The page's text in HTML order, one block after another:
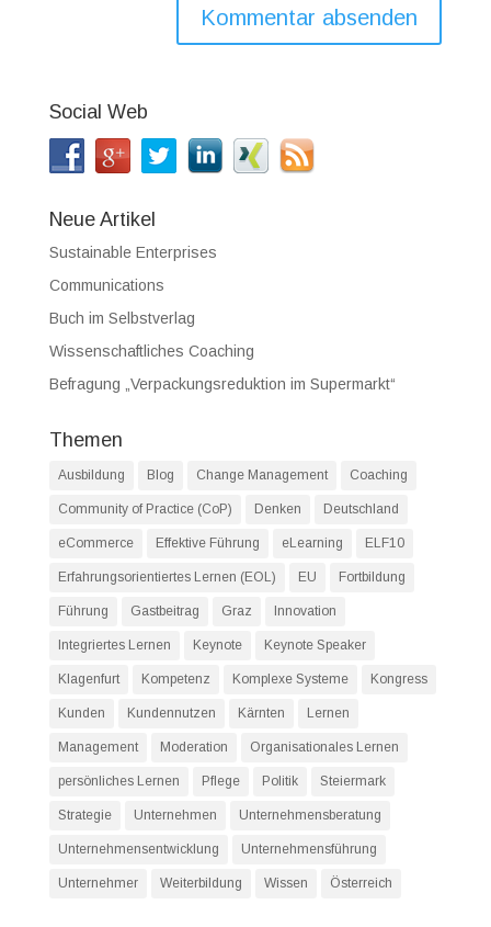
Social Web
Neue Artikel
Sustainable Enterprises
Communications
Buch im Selbstverlag
Wissenschaftliches Coaching
Befragung „Verpackungsreduktion im Supermarkt“
Themen
Ausbildung Blog Change Management Coaching
Community of Practice (CoP) Denken Deutschland
eCommerce Effektive Führung eLearning ELF10
Erfahrungsorientiertes Lernen (EOL) EU Fortbildung
Führung Gastbeitrag Graz Innovation
Integriertes Lernen Keynote Keynote Speaker
Klagenfurt Kompetenz Komplexe Systeme Kongress
Kunden Kundennutzen Kärnten Lernen
Management Moderation Organisationales Lernen
persönliches Lernen Pflege Politik Steiermark
Strategie Unternehmen Unternehmensberatung
Unternehmensentwicklung Unternehmensführung
Unternehmer Weiterbildung Wissen Österreich